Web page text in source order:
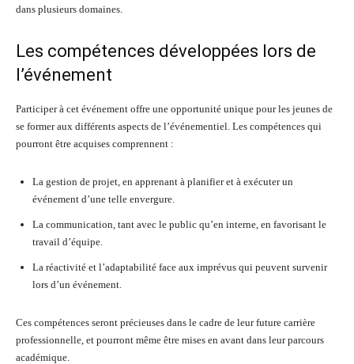
dans plusieurs domaines.
Les compétences développées lors de
l’événement
Participer à cet événement offre une opportunité unique pour les jeunes de
se former aux différents aspects de l’événementiel. Les compétences qui
pourront être acquises comprennent :
La gestion de projet, en apprenant à planifier et à exécuter un
événement d’une telle envergure.
La communication, tant avec le public qu’en interne, en favorisant le
travail d’équipe.
La réactivité et l’adaptabilité face aux imprévus qui peuvent survenir
lors d’un événement.
Ces compétences seront précieuses dans le cadre de leur future carrière
professionnelle, et pourront même être mises en avant dans leur parcours
académique.